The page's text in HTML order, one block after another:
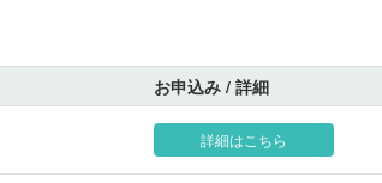
お申込み / 詳細
詳細はこちら